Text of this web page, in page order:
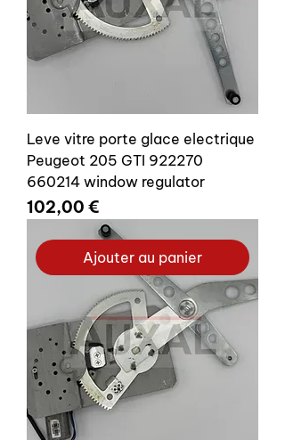
Leve vitre porte glace electrique
Peugeot 205 GTI 922270
660214 window regulator
Prix
102,00 €
Ajouter au panier